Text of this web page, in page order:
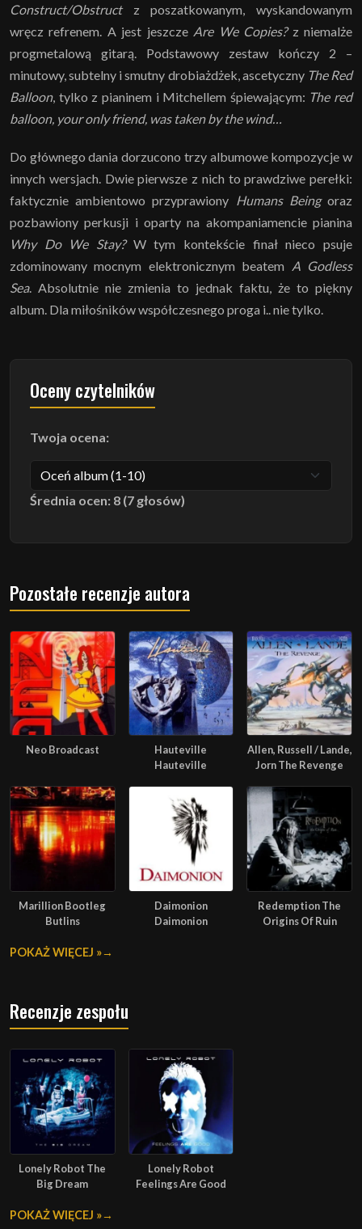
Construct/Obstructz poszatkowanym, wyskandowanym
wręcz refrenem. A jest jeszcze Are We Copies?z niemalże
progmetalową gitarą. Podstawowy zestaw kończy 2 –
minutowy, subtelny i smutny drobiażdżek, ascetyczny The Red
Balloon, tylko z pianinem i Mitchellem śpiewającym: The red
balloon, your only friend, was taken by the wind…
Do głównego dania dorzucono trzy albumowe kompozycje w
innych wersjach. Dwie pierwsze z nich to prawdziwe perełki:
faktycznie ambientowo przyprawiony Humans Beingoraz
pozbawiony perkusji i oparty na akompaniamencie pianina
Why Do We Stay?W tym kontekście finał nieco psuje
zdominowany mocnym elektronicznym beatem A Godless
Sea. Absolutnie nie zmienia to jednak faktu, że to piękny
album. Dla miłośników współczesnego proga i.. nie tylko.
Oceny czytelników
Twoja ocena:
Średnia ocen: 8 (7 głosów)
Pozostałe recenzje autora
Neo Broadcast
Hauteville
Hauteville
Allen, Russell / Lande,
Jorn The Revenge
Marillion Bootleg
Butlins
Daimonion
Daimonion
Redemption The
Origins Of Ruin
POKAŻ WIĘCEJ »
Recenzje zespołu
Lonely Robot The
Big Dream
Lonely Robot
Feelings Are Good
POKAŻ WIĘCEJ »